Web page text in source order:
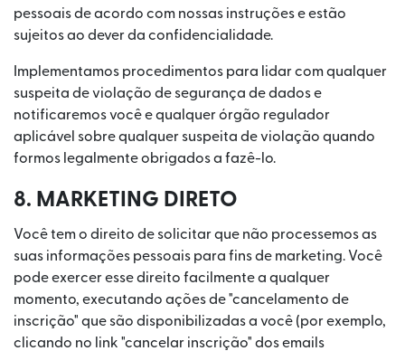
pessoais de acordo com nossas instruções e estão
sujeitos ao dever da confidencialidade.
Implementamos procedimentos para lidar com qualquer
suspeita de violação de segurança de dados e
notificaremos você e qualquer órgão regulador
aplicável sobre qualquer suspeita de violação quando
formos legalmente obrigados a fazê-lo.
8. MARKETING DIRETO
Você tem o direito de solicitar que não processemos as
suas informações pessoais para fins de marketing. Você
pode exercer esse direito facilmente a qualquer
momento, executando ações de "cancelamento de
inscrição" que são disponibilizadas a você (por exemplo,
clicando no link "cancelar inscrição" dos emails